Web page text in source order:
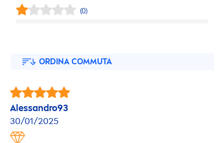
(0)
ORDINA COMMUTA
Alessandro93
30/01/2025